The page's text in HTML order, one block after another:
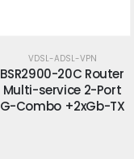
VDSL-ADSL-VPN
BSR2900-40C Router
Multi-service 4-Port
Gb-SFP +4xGb-TX